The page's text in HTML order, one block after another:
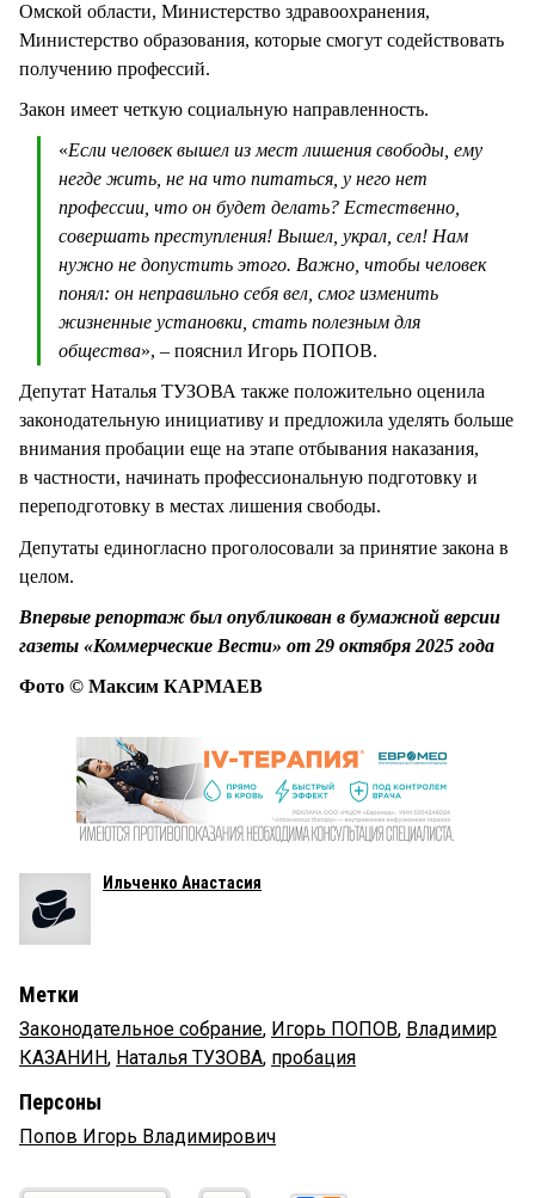
Омской области, Министерство здравоохранения,
Министерство образования, которые смогут содействовать
получению профессий.
Закон имеет четкую социальную направленность.
«Если человек вышел из мест лишения свободы, ему
негде жить, не на что питаться, у него нет
профессии, что он будет делать? Естественно,
совершать преступления! Вышел, украл, сел! Нам
нужно не допустить этого. Важно, чтобы человек
понял: он неправильно себя вел, смог изменить
жизненные установки, стать полезным для
общества», – пояснил Игорь ПОПОВ.
Депутат Наталья ТУЗОВА также положительно оценила
законодательную инициативу и предложила уделять больше
внимания пробации еще на этапе отбывания наказания,
в частности, начинать профессиональную подготовку и
переподготовку в местах лишения свободы.
Депутаты единогласно проголосовали за принятие закона в
целом.
Впервые репортаж был опубликован в бумажной версии
газеты «Коммерческие Вести» от 29 октября 2025 года
Фото © Максим КАРМАЕВ
Ильченко Анастасия
Метки
Законодательное собрание, Игорь ПОПОВ, Владимир
КАЗАНИН, Наталья ТУЗОВА, пробация
Персоны
Попов Игорь Владимирович